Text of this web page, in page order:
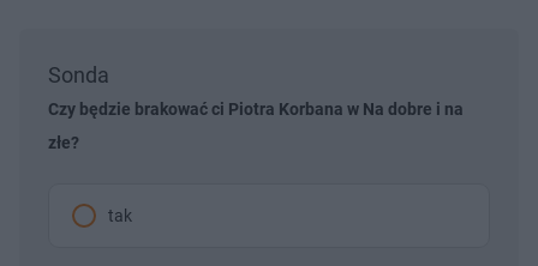
Sonda
Czy będzie brakować ci Piotra Korbana w Na dobre i na
złe?
tak